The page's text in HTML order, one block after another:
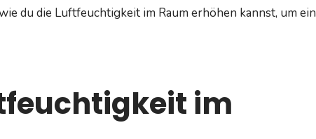
du die Luftfeuchtigkeit im Raum erhöhen kannst, um ein
im